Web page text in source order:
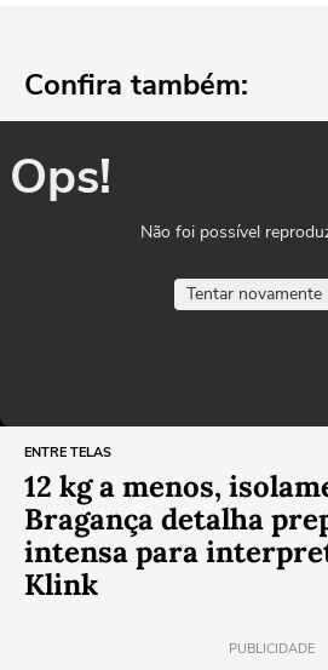
Confira também:
Ops!
Não foi possível
Tentar novamente
ENTRE TELAS
12 kg a menos,
Bragança detalha
intensa para
Klink
PUBLICIDADE